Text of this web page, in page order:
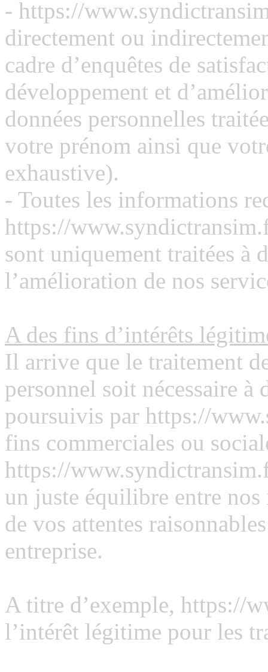
- https://
directement ou
cadre d’enquêtes de
développement et
données personnelles
votre prénom ainsi que
exhaustive).
- Toutes les informations
https://
sont uniquement traitées à
l’amélioration de nos
A des fins d’intérêts
Il arrive que le traitement
personnel soit nécessaire à
poursuivis par https://
fins commerciales ou
https://
un juste équilibre entre
de vos attentes
entreprise.
A titre d’exemple, https://
l’intérêt légitime pour les